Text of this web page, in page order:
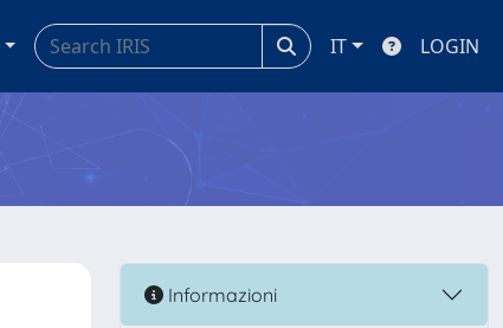
IT LOGIN
Informazioni